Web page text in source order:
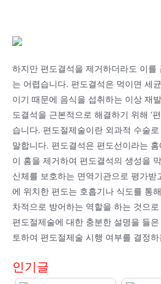
하지만 편도결석을 제거하더라도 이를
는 어렵습니다. 편도결석은 먹이면 세
이기 때문에 음식을 섭취하는 이상 재
도결석을 근본적으로 해결하기 위해 ‘
습니다. 편도절제술이란 외과적 수술
말합니다. 편도결석은 편도선이라는
이 홈을 제거하여 편도결석의 생성을
신체를 보호하는 면역기관으로 평가받
에 위치한 편도는 호흡기나 식도를 통
차적으로 방어하는 역할을 하는 것으
편도절제술에 대한 충분한 설명을 들
토하여 편도절제술 시행 여부를 결정
인기글